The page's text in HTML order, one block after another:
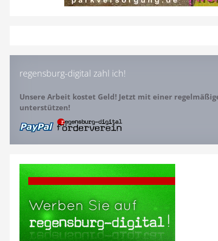
regensburg-digital zahl ich!
Unsere Arbeit kostet Geld! Jetzt mit einer
unterstützen!